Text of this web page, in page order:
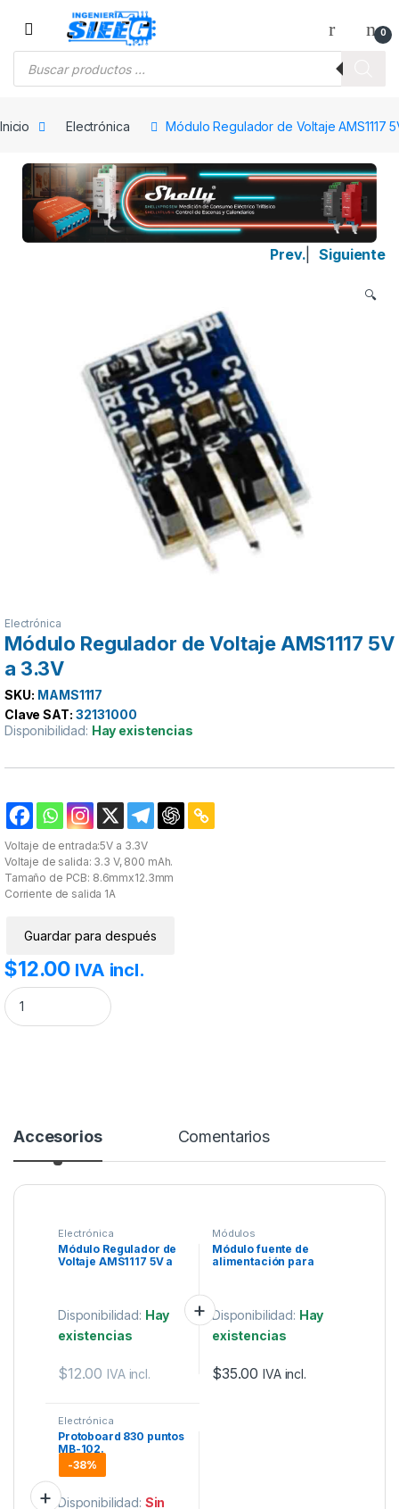
Saltar a la navegación
Saltar al contenido
0
Inicio Electrónica Módulo Regulador de Voltaje AMS1117
Prev. Siguiente
🔍
Electrónica
Módulo Regulador de Voltaje AMS1117 5V
a 3.3V
SKU: MAMS1117
Clave SAT: 32131000
Disponibilidad: Hay existencias
Voltaje de entrada:5V a 3.3V
Voltaje de salida: 3.3 V, 800 mAh.
Tamaño de PCB: 8.6mmx12.3mm
Corriente de salida 1A
Guardar para después
$12.00 IVA incl.
Módulo Regulador de Voltaje AMS1117 5V a 3.3V cantidad
Accesorios Comentarios
Electrónica
Módulo Regulador de
Voltaje AMS1117 5V a
Disponibilidad: Hay
existencias
$12.00 IVA incl.
Módulos
Módulo fuente de
alimentación para
Disponibilidad: Hay
existencias
$35.00 IVA incl.
Electrónica
Protoboard 830 puntos
MB-102.
-38%
Disponibilidad: Sin